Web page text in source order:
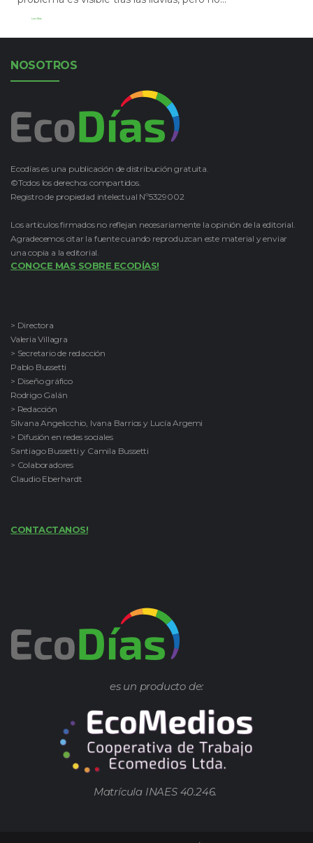
Leer Más
NOSOTROS
Ecodías es una publicación de distribución gratuita.
©Todos los derechos compartidos.
Registro de propiedad intelectual Nº5329002
Los artículos firmados no reflejan necesariamente la opinión de la editorial.
Agradecemos citar la fuente cuando reproduzcan este material y enviar
una copia a la editorial.
CONOCE MAS SOBRE ECODÍAS!
> Directora
Valeria Villagra
> Secretario de redacción
Pablo Bussetti
> Diseño gráfico
Rodrigo Galán
> Redacción
Silvana Angelicchio, Ivana Barrios y Lucía Argemi
> Difusión en redes sociales
Santiago Bussetti y Camila Bussetti
> Colaboradores
Claudio Eberhardt
CONTACTANOS!
es un producto de:
Matrícula INAES 40.246.